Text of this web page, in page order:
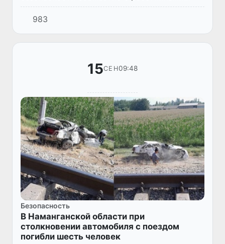
Наманганского областного управления
таможни и Департамента по борьбе с
экономическими преступлениями провели...
983
15СЕН09:48
Безопасность
В Наманганской области при
столкновении автомобиля с поездом
погибли шесть человек